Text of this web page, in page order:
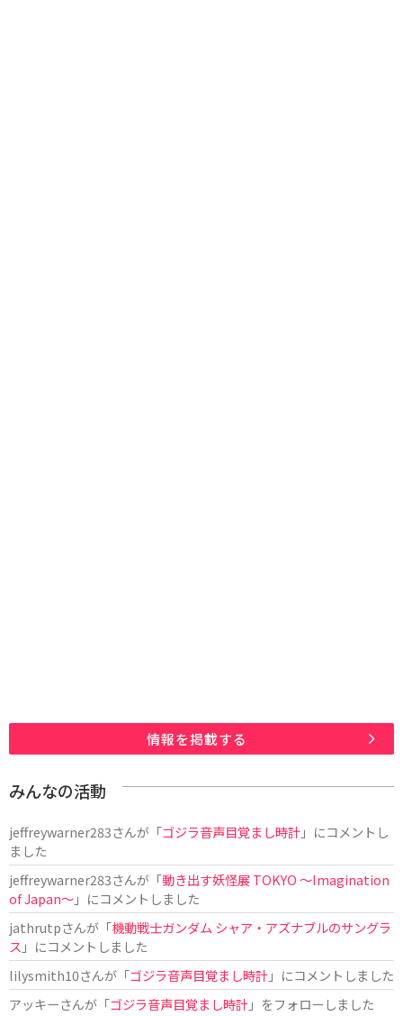
情報を掲載する
みんなの活動
jeffreywarner283さんが「ゴジラ音声目覚まし時計」にコメントし
ました
jeffreywarner283さんが「動き出す妖怪展 TOKYO 〜Imagination
of Japan〜」にコメントしました
jathrutpさんが「機動戦士ガンダム シャア・アズナブルのサングラ
ス 」にコメントしました
lilysmith10さんが「ゴジラ音声目覚まし時計」にコメントしました
アッキーさんが「ゴジラ音声目覚まし時計」をフォローしました